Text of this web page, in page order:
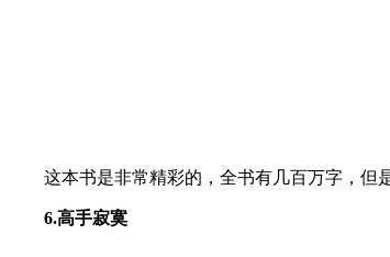
这本书是非常精彩的，全书有几百万字，但是
6.高手寂寞